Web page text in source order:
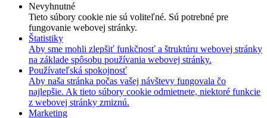
Nevyhnutné
Tieto súbory cookie nie sú voliteľné. Sú potrebné pre
fungovanie webovej stránky.
Štatistiky
Aby sme mohli zlepšiť funkčnosť a štruktúru webovej stránky
na základe spôsobu používania webovej stránky.
Používateľská spokojnosť
Aby naša stránka počas vašej návštevy fungovala čo
najlepšie. Ak tieto súbory cookie odmietnete, niektoré funkcie
z webovej stránky zmiznú.
Marketing